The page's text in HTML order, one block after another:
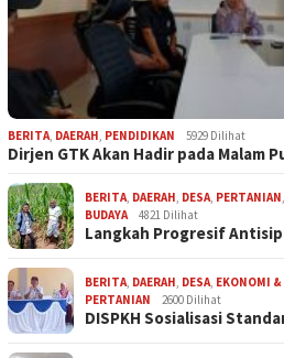
BERITA, DAERAH, PENDIDIKAN 5929 Dilihat
Dirjen GTK Akan Hadir pada Malam
BERITA, DAERAH, DESA, PERTANIAN,
BUDAYA
4821 Dilihat
Langkah Progresif
BERITA, DAERAH, DESA, EKONOMI
PERTANIAN
2600 Dilihat
DISPKH Sosialisasi